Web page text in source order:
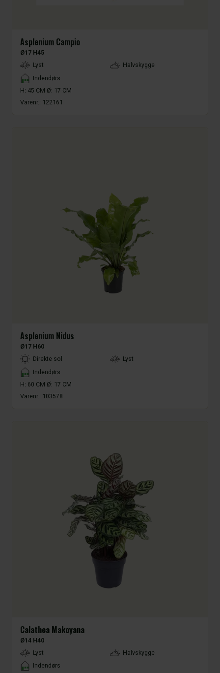
Asplenium Campio
Ø17 H45
LightType
Lyst
Halvskygge
Placement
Indendørs
H: 45 CM Ø: 17 CM
Varenr.: 122161
Asplenium Nidus
Ø17 H60
LightTypeDirekte sol
Lyst
Placement
Indendørs
H: 60 CM Ø: 17 CM
Varenr.: 103578
Calathea Makoyana
Ø14 H40
LightType
Lyst
Halvskygge
Placement
Indendørs